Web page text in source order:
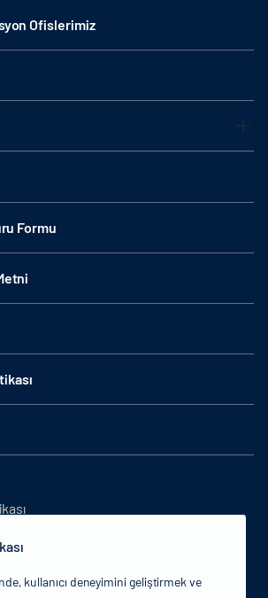
Ofislerimiz
Formu
kullanıcı deneyimini geliştirmek ve